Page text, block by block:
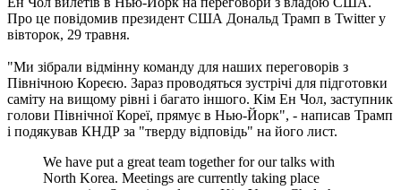
Про це повідомив президент США Дональд Трамп в Twitter у
вівторок, 29 травня.
"Ми зібрали відмінну команду для наших переговорів з
Північною Кореєю. Зараз проводяться зустрічі для підготовки
саміту на вищому рівні і багато іншого. Кім Ен Чол, заступник
голови Північної Кореї, прямує в Нью-Йорк", - написав Трамп
і подякував КНДР за "тверду відповідь" на його лист.
We have put a great team together for our talks with
North Korea. Meetings are currently taking place